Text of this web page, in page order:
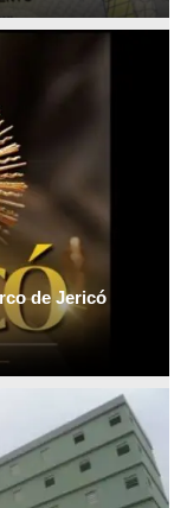
de Jericó